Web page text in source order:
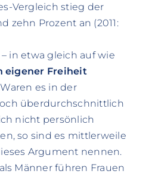
Vergleich stieg der
zehn Prozent an (2011:
in etwa gleich auf wie
eigener Freiheit
Waren es in der
überdurchschnittlich
nicht persönlich
so sind es mittlerweile
Argument nennen.
Männer führen Frauen